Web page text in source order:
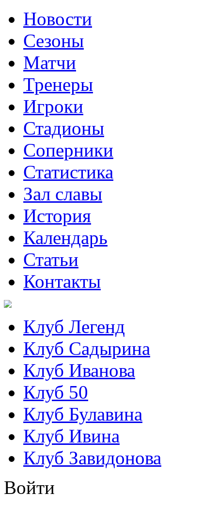
Новости
Сезоны
Матчи
Тренеры
Игроки
Стадионы
Соперники
Статистика
Зал славы
История
Календарь
Статьи
Контакты
Клуб Легенд
Клуб Садырина
Клуб Иванова
Клуб 50
Клуб Булавина
Клуб Ивина
Клуб Завидонова
Войти